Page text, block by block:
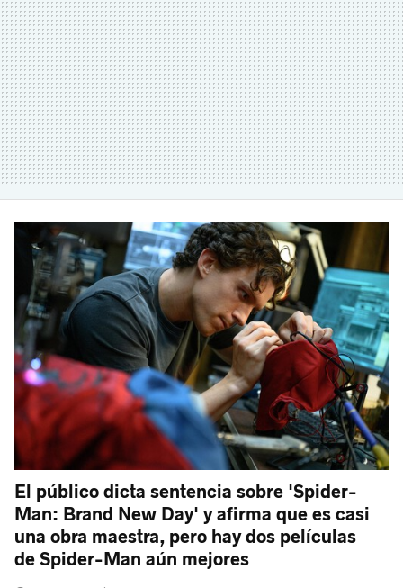
El público dicta sentencia sobre 'Spider-
Man: Brand New Day' y afirma que es casi
una obra maestra, pero hay dos películas
de Spider-Man aún mejores